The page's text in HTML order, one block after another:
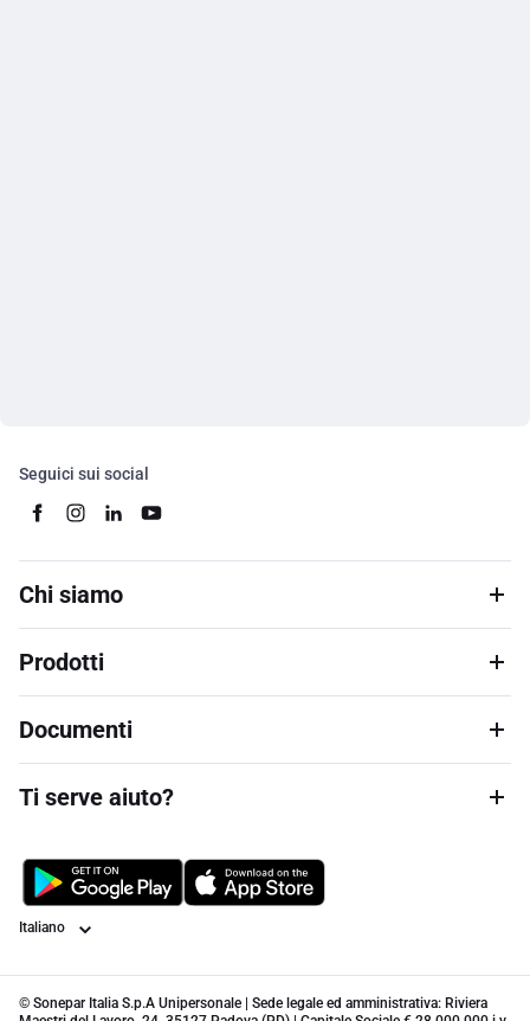
Seguici sui social
Chi siamo
Prodotti
Documenti
Ti serve aiuto?
Lingua
© Sonepar Italia S.p.A Unipersonale | Sede legale ed amministrativa: Riviera